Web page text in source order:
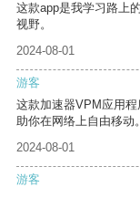
这款app是我学习路上
视野。
2024-08-01
游客
这款加速器VPM应用
助你在网络上自由移动。
2024-08-01
游客